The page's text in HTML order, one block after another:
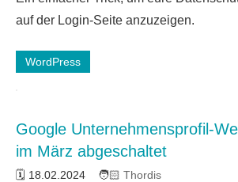
auf der Login-Seite anzuzeigen.
WordPress
Google Unternehmensprofil-
im März abgeschaltet
18.02.2024 Thordis